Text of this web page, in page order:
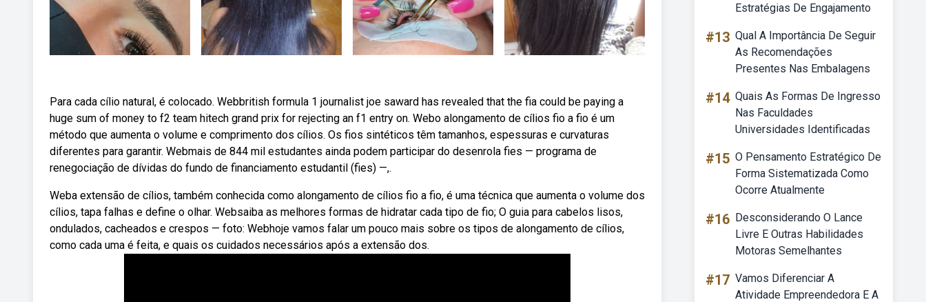
Para cada cílio natural, é colocado. Webbritish formula 1 journalist joe saward has revealed that the fia could be paying a
huge sum of money to f2 team hitech grand prix for rejecting an f1 entry on. Webo alongamento de cílios fio a fio é um
método que aumenta o volume e comprimento dos cílios. Os fios sintéticos têm tamanhos, espessuras e curvaturas
diferentes para garantir. Webmais de 844 mil estudantes ainda podem participar do desenrola fies — programa de
renegociação de dívidas do fundo de financiamento estudantil (fies) —,.
Weba extensão de cílios, também conhecida como alongamento de cílios fio a fio, é uma técnica que aumenta o volume dos
cílios, tapa falhas e define o olhar. Websaiba as melhores formas de hidratar cada tipo de fio; O guia para cabelos lisos,
ondulados, cacheados e crespos — foto: Webhoje vamos falar um pouco mais sobre os tipos de alongamento de cílios,
como cada uma é feita, e quais os cuidados necessários após a extensão dos.
Estratégias De Engajamento
#13 Qual A Importância De Seguir
As Recomendações
Presentes Nas Embalagens
#14 Quais As Formas De Ingresso
Nas Faculdades
Universidades Identificadas
#15 O Pensamento Estratégico De
Forma Sistematizada Como
Ocorre Atualmente
#16 Desconsiderando O Lance
Livre E Outras Habilidades
Motoras Semelhantes
#17 Vamos Diferenciar A
Atividade Empreendedora E A